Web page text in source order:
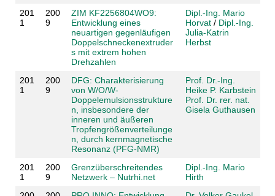
201
1
200
9
ZIM KF2256804WO9:
Entwicklung eines
neuartigen gegenläufigen
Doppelschneckenextruder
s mit extrem hohen
Drehzahlen
Dipl.-Ing. Mario
Horvat/ Dipl.-Ing.
Julia-Katrin
Herbst
201
1
200
9
DFG: Charakterisierung
von W/O/W-
Doppelemulsionsstrukture
n, insbesondere der
inneren und äußeren
Tropfengrößenverteilunge
n, durch kernmagnetische
Resonanz (PFG-NMR)
Prof. Dr.-Ing.
Heike P. Karbstein
Prof. Dr. rer. nat.
Gisela Guthausen
201
1
200
9
Grenzüberschreitendes
Netzwerk – Nutrhi.net
Dipl.-Ing. Mario
Hirth